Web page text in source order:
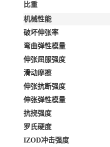
比重
机械性能
破坏伸张率
弯曲弹性模量
伸张屈服强度
滑动摩擦
伸张抗断强度
伸张弹性模量
抗挠强度
罗氏硬度
IZOD冲击强度